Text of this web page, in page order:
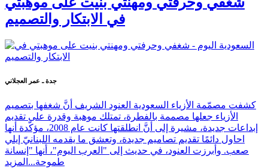
في الابتكار والتصميم
جدة ـ عمر العجلاني
كشفت مصمّمة الأزياء السعودية العنود الشريف أنَّ شغفها بتصميم
الأزياء جعلها مصممة بالفطرة، تمتلك موهبة وقدرة على تقديم
إبداعات جديدة، مشيرة إلى أنَّ انطلقتها كانت عام 2008، مؤكّدة أنها
احاول دائمًا تقديم تصاميم جديدة، وتعشق ما يقدمه اللبنانيّ إيلي
صعب. وأبرزت العنود، في حديث إلى "العرب اليوم"، أنها "إنسانة
طموحة... المزيد